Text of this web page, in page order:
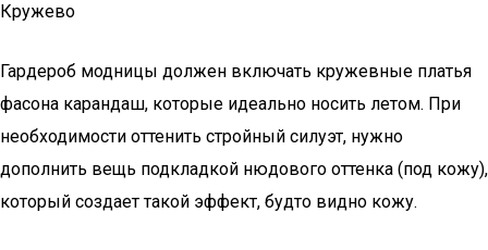
Кружево
Гардероб модницы должен включать кружевные платья
фасона карандаш, которые идеально носить летом. При
необходимости оттенить стройный силуэт, нужно
дополнить вещь подкладкой нюдового оттенка (под кожу),
который создает такой эффект, будто видно кожу.